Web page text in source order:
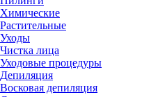
Химические
Растительные
Уходы
Чистка лица
Уходовые процедуры
Депиляция
Восковая депиляция